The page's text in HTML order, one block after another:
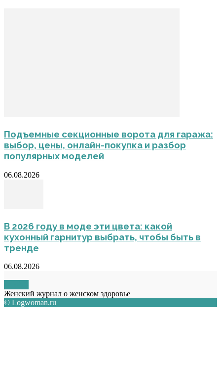
Подъемные секционные ворота для гаража:
выбор, цены, онлайн-покупка и разбор
популярных моделей
06.08.2026
В 2026 году в моде эти цвета: какой
кухонный гарнитур выбрать, чтобы быть в
тренде
06.08.2026
Женский журнал о женском здоровье
© Logwoman.ru